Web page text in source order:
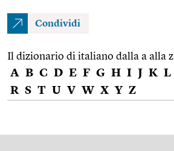
Condividi
Il dizionario di italiano dalla a alla z
A B C D E F G H I J K L
R S T U V W X Y Z